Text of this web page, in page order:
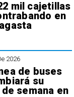
mil cajetillas
en
2026
de buses
su
semana en